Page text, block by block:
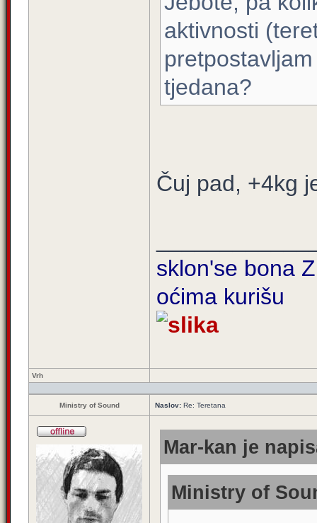
aktivnosti
tjedana?
Čuj pad, +4kg
sklon'se bona
oćima kurišu
Vrh
Ministry of Sound Naslov: Re: Teretana
Mar-kan je
Ministry of